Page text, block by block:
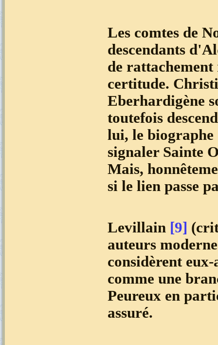
Les comtes de
descendants
de rattachement
certitude.
Eberhardigène
toutefois
lui, le biographe
signaler Sainte
Mais,
si le lien passe
Levillain [9]
auteurs
considèrent
comme une
Peureux en
assuré.